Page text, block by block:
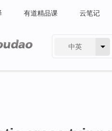
有道精品课 云笔记
中英